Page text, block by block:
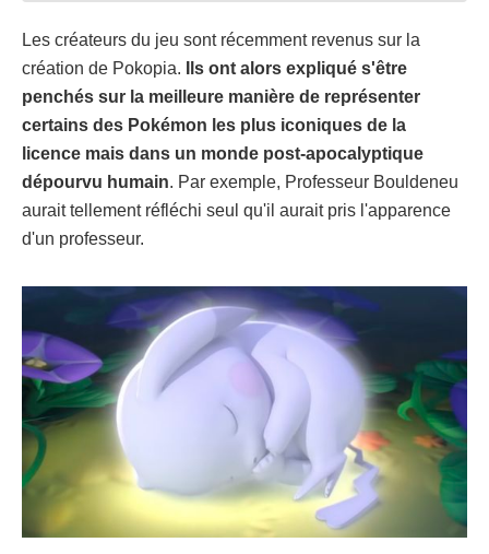
Les créateurs du jeu sont récemment revenus sur la
création de Pokopia.
Ils ont alors expliqué s'être
penchés sur la meilleure manière de représenter
certains des Pokémon les plus iconiques de la
licence mais dans un monde post-apocalyptique
dépourvu humain. Par exemple, Professeur Bouldeneu
aurait tellement réfléchi seul qu'il aurait pris l'apparence
d'un professeur.